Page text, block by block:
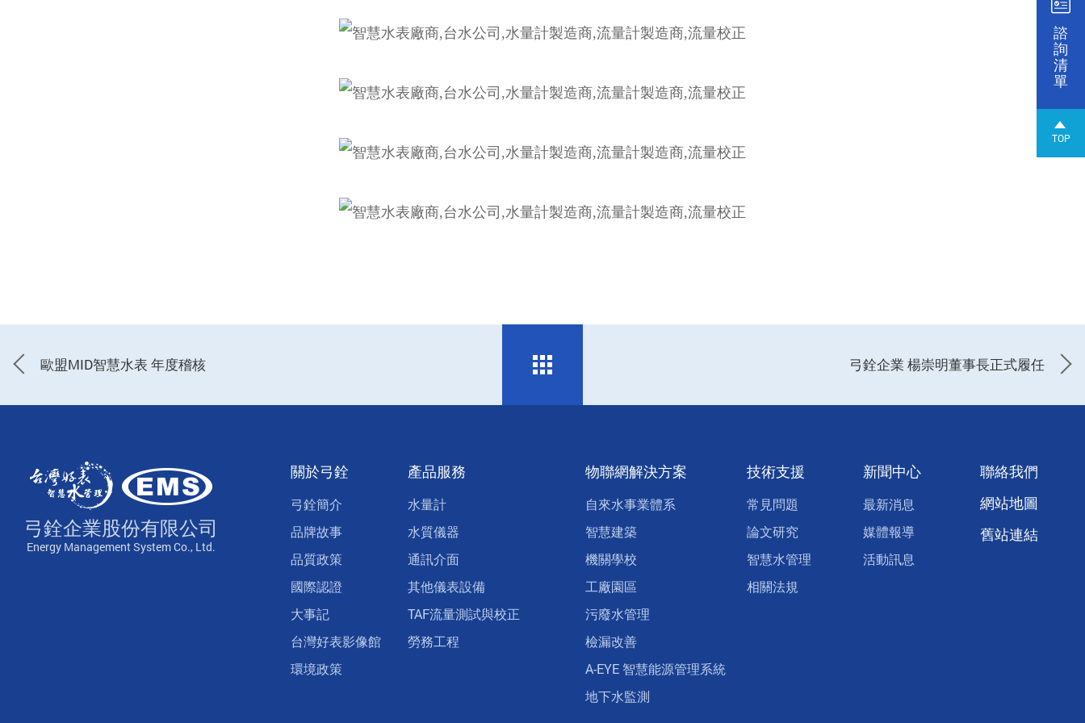
歐盟MID智慧水表 年度稽核 弓銓企業 楊崇明董事長正式履任
諮
詢
清
單
TOP
弓銓企業股份有限公司
Energy Management System Co., Ltd.
關於弓銓
弓銓簡介
品牌故事
品質政策
國際認證
大事記
台灣好表影像館
環境政策
產品服務
水量計
水質儀器
通訊介面
其他儀表設備
TAF流量測試與校正
勞務工程
物聯網解決方案
自來水事業體系
智慧建築
機關學校
工廠園區
污廢水管理
檢漏改善
A-EYE 智慧能源管理系統
地下水監測
技術支援
常見問題
論文研究
智慧水管理
相關法規
新聞中心
最新消息
媒體報導
活動訊息
聯絡我們
網站地圖
舊站連結